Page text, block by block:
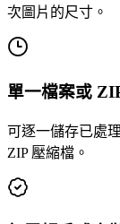
次圖片的尺寸。
單一檔案或
可逐一儲存已處
ZIP 壓縮檔。